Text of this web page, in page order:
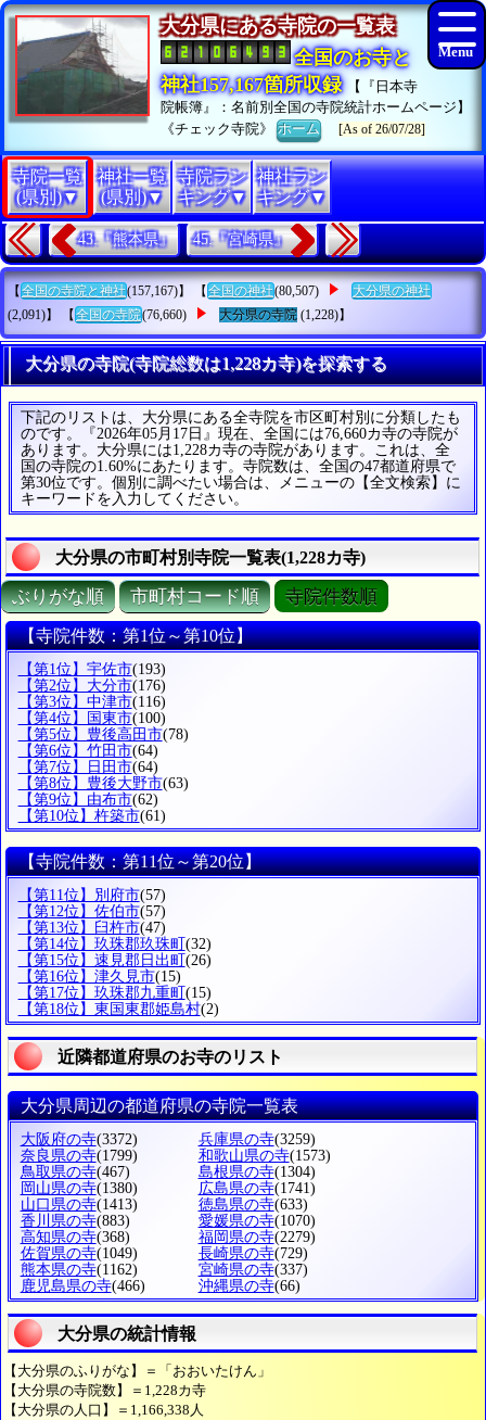
大分県にある寺院の一覧表
全国のお寺と
神社157,167箇所収録
【『日本寺
院帳簿』：名前別全国の寺院統計ホームページ】
《チェック寺院》ホーム [As of 26/07/28]
寺院一覧
(県別)▼
神社一覧
(県別)▼
寺院ラン
キング▼
神社ラン
キング▼
43.『熊本県』 45.『宮崎県』
【 全国の寺院と神社(157,167)】 【 全国の神社(80,507)
大分県の神社
(2,091)】 【 全国の寺院(76,660) 大分県の寺院 (1,228)】
大分県の寺院(寺院総数は1,228カ寺)を探索する
下記のリストは、大分県にある全寺院を市区町村別に分類したも
のです。『2026年05月17日』現在、全国には76,660カ寺の寺院が
あります。大分県には1,228カ寺の寺院があります。これは、全
国の寺院の1.60%にあたります。寺院数は、全国の47都道府県で
第30位です。個別に調べたい場合は、メニューの【全文検索】に
キーワードを入力してください。
大分県の市町村別寺院一覧表(1,228カ寺)
ぶりがな順 市町村コード順 寺院件数順
【寺院件数：第1位～第10位】
【第1位】宇佐市(193)
【第2位】大分市(176)
【第3位】中津市(116)
【第4位】国東市(100)
【第5位】豊後高田市(78)
【第6位】竹田市(64)
【第7位】日田市(64)
【第8位】豊後大野市(63)
【第9位】由布市(62)
【第10位】杵築市(61)
【寺院件数：第11位～第20位】
【第11位】別府市(57)
【第12位】佐伯市(57)
【第13位】臼杵市(47)
【第14位】玖珠郡玖珠町 (32)
【第15位】速見郡日出町 (26)
【第16位】津久見市(15)
【第17位】玖珠郡九重町 (15)
【第18位】東国東郡姫島村(2)
近隣都道府県のお寺のリスト
大分県周辺の都道府県の寺院一覧表
大阪府の寺(3372) 兵庫県の寺(3259)
奈良県の寺(1799) 和歌山県の寺(1573)
鳥取県の寺(467) 島根県の寺(1304)
岡山県の寺(1380) 広島県の寺(1741)
山口県の寺(1413) 徳島県の寺(633)
香川県の寺(883) 愛媛県の寺(1070)
高知県の寺(368) 福岡県の寺(2279)
佐賀県の寺(1049) 長崎県の寺(729)
熊本県の寺(1162) 宮崎県の寺(337)
鹿児島県の寺(466) 沖縄県の寺(66)
大分県の統計情報
【大分県のふりがな】＝「おおいたけん」
【大分県の寺院数】＝1,228カ寺
【大分県の人口】＝1,166,338人